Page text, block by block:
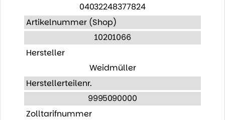
04032248377824
Artikelnummer (Shop)
10201066
Hersteller
Weidmüller
Herstellerteilenr.
9995090000
Zolltarifnummer